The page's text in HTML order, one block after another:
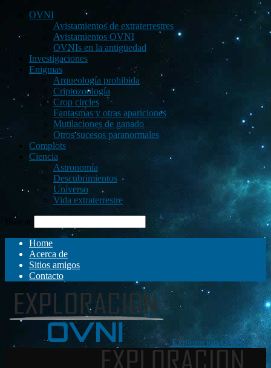
OVNI
Avistamientos de extraterrestres
Avistamientos OVNI
OVNIs en la antigüedad
Investigaciones
Enigmas
Arqueología prohibida
Criptozoología
Crop circles
Fantasmas y otras apariciones
Mutilaciones de ganado
Otros sucesos paranormales
Complots
Ciencia
Astronomía
Descubrimientos
Universo
Vida extraterrestre
Buscar
Home
Acerca de
Sitios amigos
Contacto
Exploración OVNI